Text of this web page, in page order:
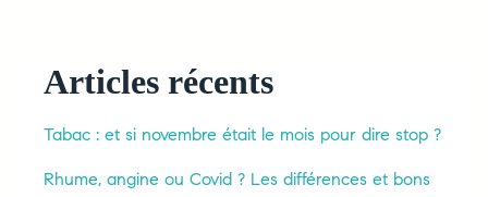
Articles récents
Tabac : et si novembre était le mois pour dire stop ?
Rhume, angine ou Covid ? Les différences et bons